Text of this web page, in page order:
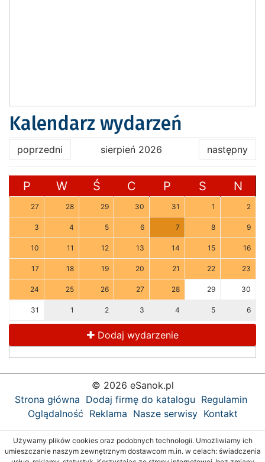
Kalendarz wydarzeń
poprzedni sierpień 2026 następny
P W Ś C P S N
27 28 29 30 31 1 2
3 4 5 6 7 8 9
10 11 12 13 14 15 16
17 18 19 20 21 22 23
24 25 26 27 28 29 30
31 1 2 3 4 5 6
Dodaj wydarzenie
© 2026 eSanok.pl
Strona główna Dodaj firmę do katalogu Regulamin
Oglądalność Reklama Nasze serwisy Kontakt
Używamy plików cookies oraz podobnych technologii. Umożliwiamy ich
umieszczanie naszym zewnętrznym dostawcom m.in. w celach: świadczenia